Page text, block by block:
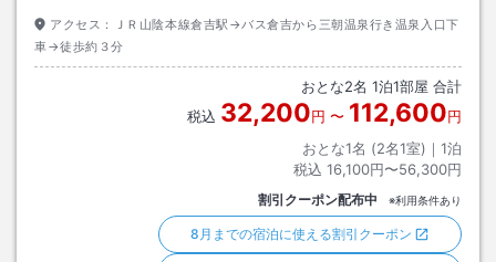
アクセス：
ＪＲ山陰本線倉吉駅→バス倉吉から三朝温泉行き温泉入口下
車→徒歩約３分
おとな2名 1泊1部屋 合計
税込 32,200円 〜 112,600円
おとな1名 (2名1室)｜ 1泊
税込 16,100円〜56,300円
割引クーポン配布中 ※利用条件あり
8月までの宿泊に使える割引クーポン